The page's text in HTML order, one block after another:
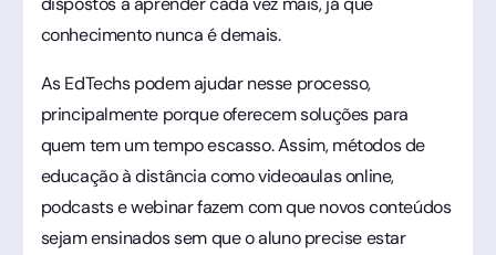
conhecimento nunca é demais.
As EdTechs podem ajudar nesse processo,
principalmente porque oferecem soluções para
quem tem um tempo escasso. Assim, métodos de
educação à distância como videoaulas online,
podcasts e webinar fazem com que novos conteúdos
sejam ensinados sem que o aluno precise estar